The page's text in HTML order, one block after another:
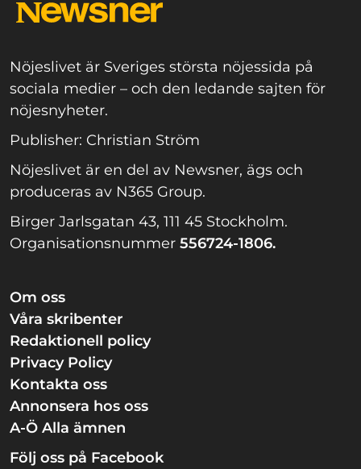
Nöjeslivet är Sveriges största nöjessida på
sociala medier – och den ledande sajten för
nöjesnyheter.
Publisher: Christian Ström
Nöjeslivet är en del av Newsner, ägs och
produceras av N365 Group.
Birger Jarlsgatan 43, 111 45 Stockholm.
Organisationsnummer 556724-1806.
Om oss
Våra skribenter
Redaktionell policy
Privacy Policy
Kontakta oss
Annonsera hos oss
A-Ö Alla ämnen
Följ oss på Facebook